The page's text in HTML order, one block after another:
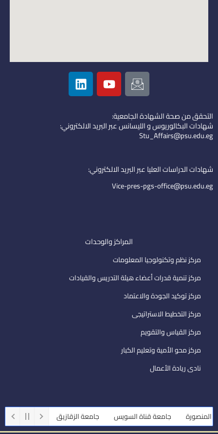
I
c
o
n
-
e
m
i
l
Y
o
u
u
b
L
i
n
e
d
التحقق من صحة الشهادة الجامعية:
شهادات البكالوريوس و الليسانس عبر البريد الالكتروني:
Stu_Affairs@psu.edu.eg
شهادات الدراسات العليا عبر البريد الالكتروني:
Vice-pres-pgs-office@psu.edu.eg
المراكز والوحدات
مركز نظم وتكنولوجيا المعلومات
مركز تنمية قدرات أعضاء هيئة التدريس والقيادات
مركز توكيد الجودة والاعتماد
مركز التخطيط الاستراتيجى
مركز القياس والتقويم
مركز محو الأمية وتعليم الكبار
نادى ريادة الأعمال
جامعة قناة السويس جامعة الزقازيق جامعة أسيوط